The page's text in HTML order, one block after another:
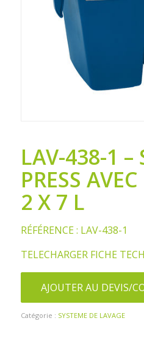
LAV-438-1 –
PRESS
2 X 7 L
RÉFÉRENCE : LAV-438-1
TELECHARGER FICHE
AJOUTER AU DEVIS/
Catégorie : SYSTEME DE LAVAGE